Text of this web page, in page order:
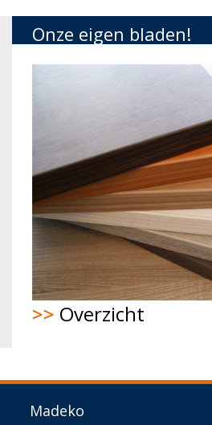
Onze eigen bladen!
>> Overzicht
Madeko